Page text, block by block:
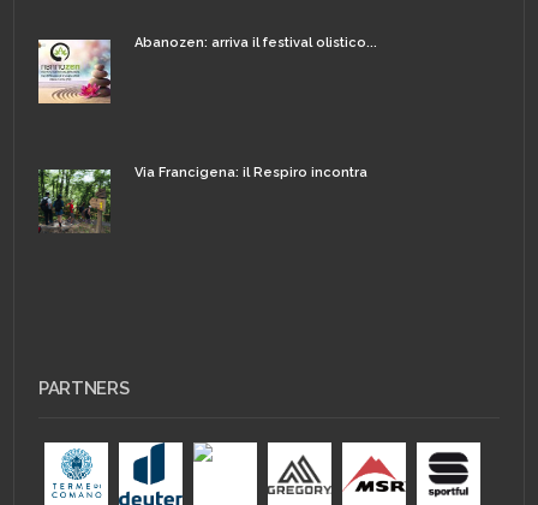
Abanozen: arriva il festival olistico...
Via Francigena: il Respiro incontra
PARTNERS